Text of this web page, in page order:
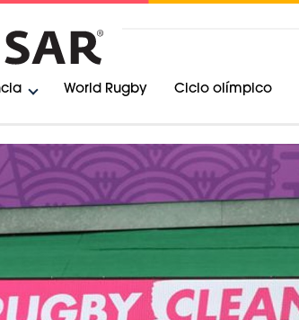
World Rugby Ciclo olímpico